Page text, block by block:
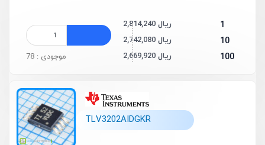
1 2,814,240 ریال
10 2,742,080 ریال
100 2,669,920 ریال موجودی : 78
TLV3202AIDGKR